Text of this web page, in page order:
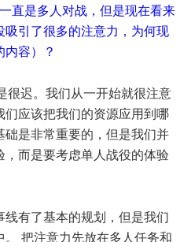
直是多人对战，但是现在看来
引了很多的注意力，为何现
内容）？
很迟。我们从一开始就很注意
应该把我们的资源应用到哪
是非常重要的，但是我们并
而是要考虑单人战役的体验
线有了基本的规划，但是我们
把注意力先放在多人任务和